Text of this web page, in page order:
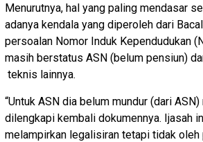
Menurutnya, hal yang paling mendasar
adanya kendala yang diperoleh dari
persoalan Nomor Induk Kependudukan
masih berstatus ASN (belum pensiun)
teknis lainnya.
“Untuk ASN dia belum mundur (dari
dilengkapi kembali dokumennya. Ijasah
melampirkan legalisiran tetapi tidak oleh